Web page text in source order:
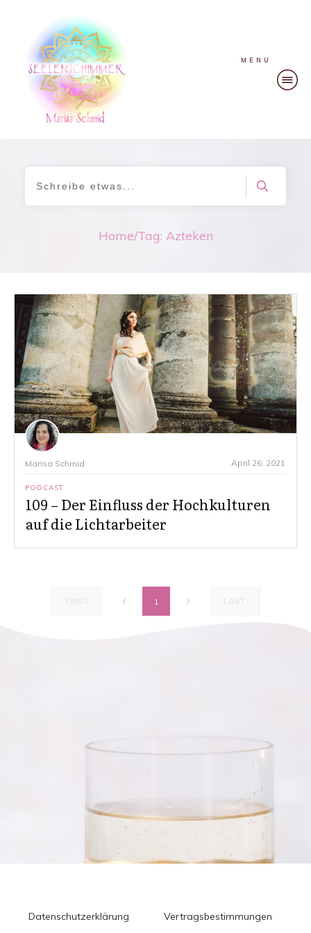
MENU
Home/Tag: Azteken
Marisa Schmid April 26, 2021
PODCAST
109 – Der Einfluss der Hochkulturen
auf die Lichtarbeiter
FIRST 1 LAST
Datenschutzerklärung
Vertragsbestimmungen